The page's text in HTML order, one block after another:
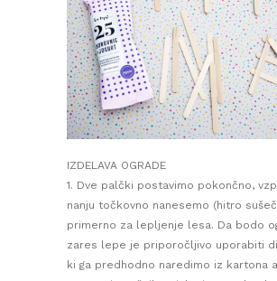
IZDELAVA OGRADE
1. Dve palčki postavimo pokončno,
nanju točkovno nanesemo (hitro
primerno za lepljenje lesa. Da bodo
zares lepe je priporočljivo uporabiti
ki ga predhodno naredimo iz kartona